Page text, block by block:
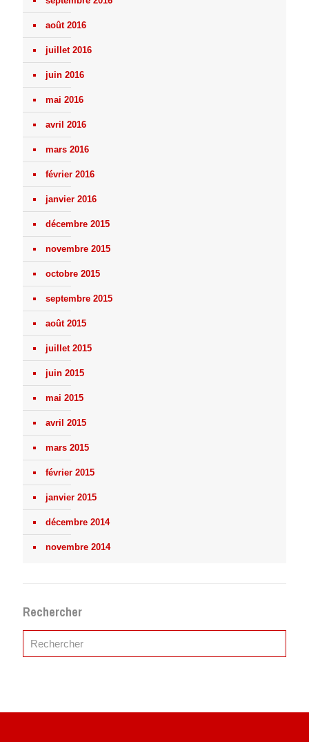
août 2016
juillet 2016
juin 2016
mai 2016
avril 2016
mars 2016
février 2016
janvier 2016
décembre 2015
novembre 2015
octobre 2015
septembre 2015
août 2015
juillet 2015
juin 2015
mai 2015
avril 2015
mars 2015
février 2015
janvier 2015
décembre 2014
novembre 2014
Rechercher